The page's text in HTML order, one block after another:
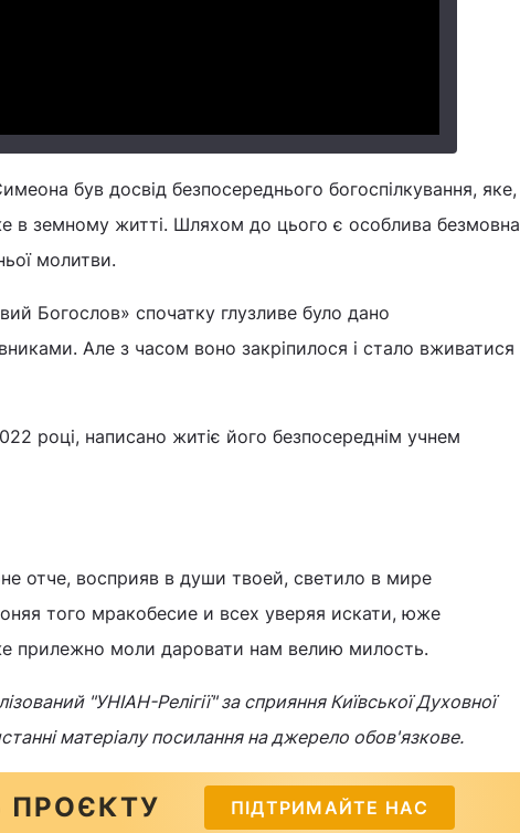
був досвід безпосереднього богоспілкування, яке,
в земному житті. Шляхом до цього є особлива безмовна
молитви.
Богослов» спочатку глузливе було дано
Але з часом воно закріпилося і стало вживатися
році, написано житіє його безпосереднім учнем
отче, восприяв в души твоей, светило в мире
того мракобесие и всех уверяя искати, юже
прилежно моли даровати нам велию милость.
"УНІАН-Релігії" за сприяння Київської Духовної
матеріалу посилання на джерело обов'язкове.
ПІДТРИМАЙТЕ НАС